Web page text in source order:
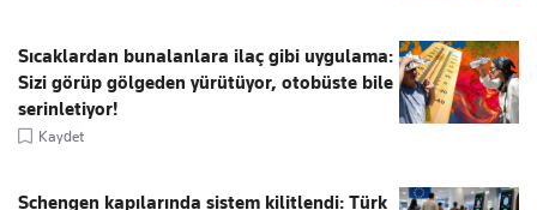
Sıcaklardan bunalanlara ilaç gibi uygulama:
Sizi görüp gölgeden yürütüyor, otobüste bile
serinletiyor!
Kaydet
Schengen kapılarında sistem kilitlendi: Türk